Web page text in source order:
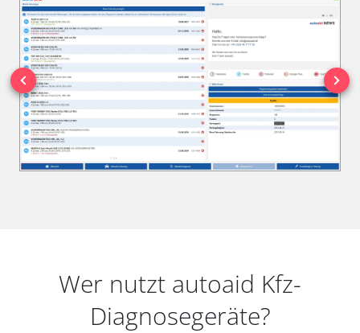
Wer nutzt autoaid Kfz-
Diagnosegeräte?